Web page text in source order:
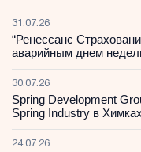
31.07.26
“Ренессанс
аварийным днем
30.07.26
Spring Development
Spring Industry в
24.07.26